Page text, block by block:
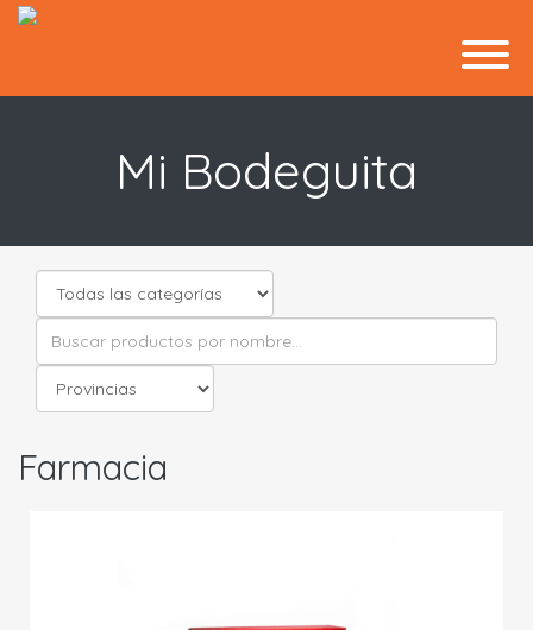
Mi Bodeguita
Farmacia